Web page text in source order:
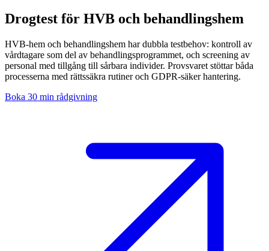
Drogtest för HVB och behandlingshem
HVB-hem och behandlingshem har dubbla testbehov: kontroll av
vårdtagare som del av behandlingsprogrammet, och screening av
personal med tillgång till sårbara individer. Provsvaret stöttar båda
processerna med rättssäkra rutiner och GDPR-säker hantering.
Boka 30 min rådgivning